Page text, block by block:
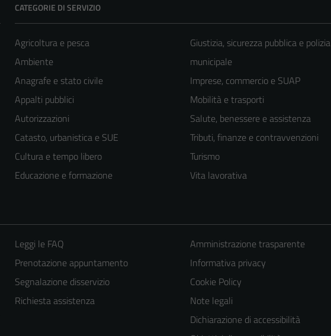
CATEGORIE DI SERVIZIO
Agricoltura e pesca
Ambiente
Anagrafe e stato civile
Appalti pubblici
Autorizzazioni
Catasto, urbanistica e SUE
Cultura e tempo libero
Educazione e formazione
Giustizia, sicurezza pubblica e polizia
municipale
Imprese, commercio e SUAP
Mobilità e trasporti
Salute, benessere e assistenza
Tributi, finanze e contravvenzioni
Turismo
Vita lavorativa
Leggi le FAQ
Prenotazione appuntamento
Segnalazione disservizio
Richiesta assistenza
Amministrazione trasparente
Informativa privacy
Cookie Policy
Note legali
Dichiarazione di accessibilità